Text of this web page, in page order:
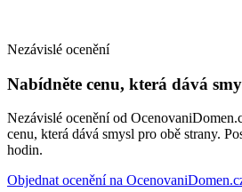
Nezávislé ocenění
Nabídněte cenu, která dává
Nezávislé ocenění od
cenu, která dává smysl pro obě strany.
hodin.
Objednat ocenění na